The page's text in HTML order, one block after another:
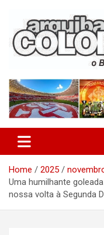
content
Home 2025
Uma humilhante
nossa volta à Segunda